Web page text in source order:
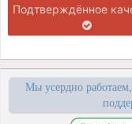
Подтверждённое
Мы усердно